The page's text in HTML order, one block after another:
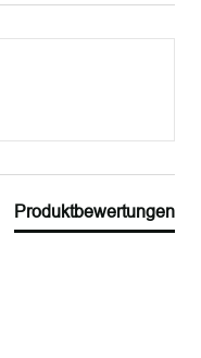
Produktbewertungen